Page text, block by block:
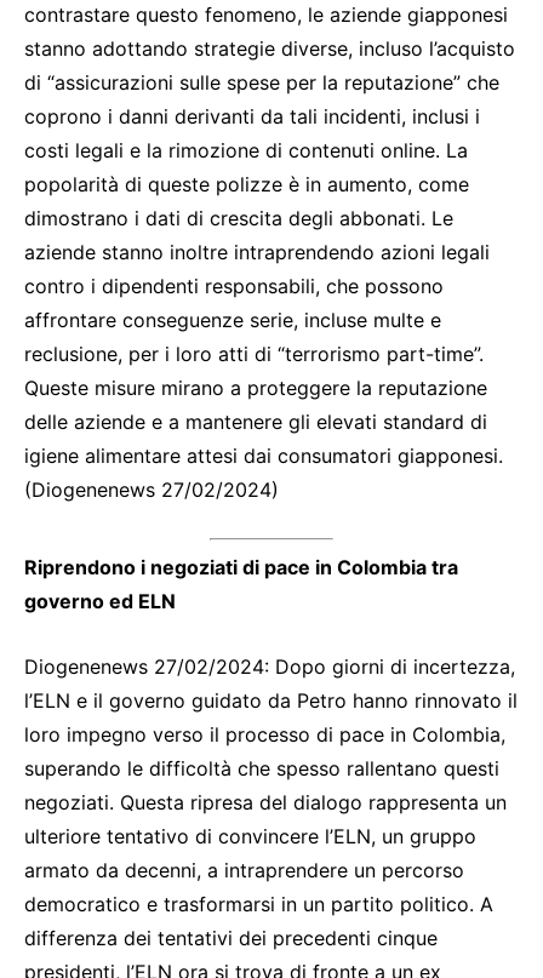
contrastare questo fenomeno, le aziende giapponesi
stanno adottando strategie diverse, incluso l’acquisto
di “assicurazioni sulle spese per la reputazione” che
coprono i danni derivanti da tali incidenti, inclusi i
costi legali e la rimozione di contenuti online. La
popolarità di queste polizze è in aumento, come
dimostrano i dati di crescita degli abbonati. Le
aziende stanno inoltre intraprendendo azioni legali
contro i dipendenti responsabili, che possono
affrontare conseguenze serie, incluse multe e
reclusione, per i loro atti di “terrorismo part-time”.
Queste misure mirano a proteggere la reputazione
delle aziende e a mantenere gli elevati standard di
igiene alimentare attesi dai consumatori giapponesi.
(Diogenenews 27/02/2024)
Riprendono i negoziati di pace in Colombia tra
governo ed ELN
Diogenenews 27/02/2024: Dopo giorni di incertezza,
l’ELN e il governo guidato da Petro hanno rinnovato il
loro impegno verso il processo di pace in Colombia,
superando le difficoltà che spesso rallentano questi
negoziati. Questa ripresa del dialogo rappresenta un
ulteriore tentativo di convincere l’ELN, un gruppo
armato da decenni, a intraprendere un percorso
democratico e trasformarsi in un partito politico. A
differenza dei tentativi dei precedenti cinque
presidenti, l’ELN ora si trova di fronte a un ex